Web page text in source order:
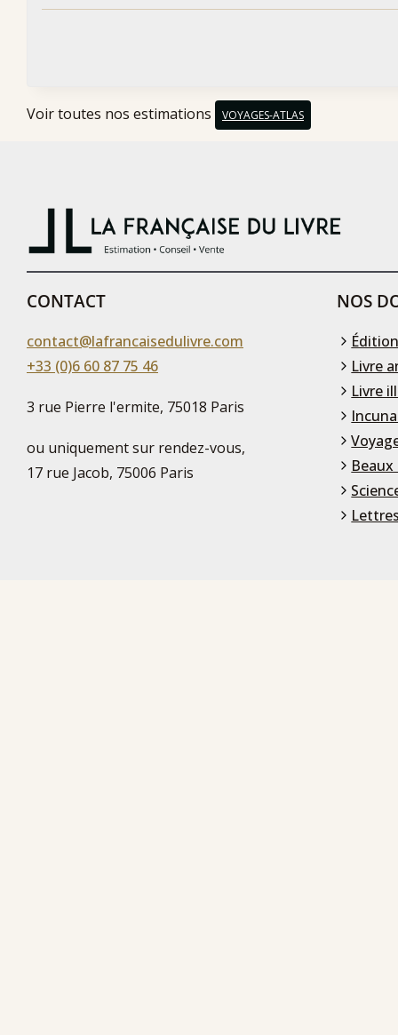
Voir toutes nos estimations VOYAGES-ATLAS
CONTACT
contact@lafrancaisedulivre.com
+33 (0)6 60 87 75 46
3 rue Pierre l'ermite, 75018 Paris
ou uniquement sur rendez-vous,
17 rue Jacob, 75006 Paris
NOS
Livre
Livre